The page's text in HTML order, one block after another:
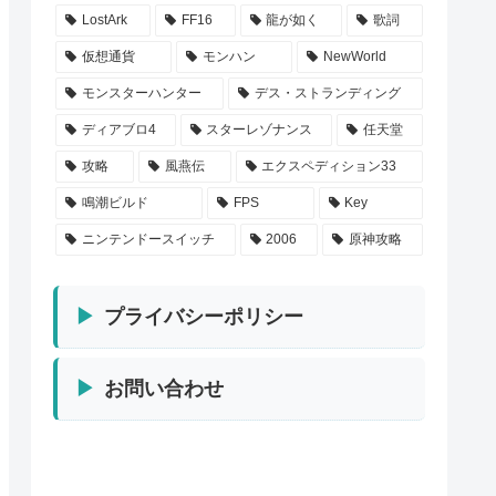
LostArk FF16 龍が如く 歌詞
仮想通貨 モンハン NewWorld
モンスターハンター デス・ストランディング
ディアブロ4 スターレゾナンス 任天堂
攻略 風燕伝 エクスペディション33
鳴潮ビルド FPS Key
ニンテンドースイッチ 2006 原神攻略
プライバシーポリシー
お問い合わせ